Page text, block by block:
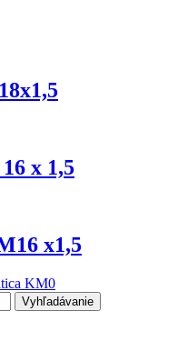
x 1,5
x1,5
KM0
Vyhľadávanie